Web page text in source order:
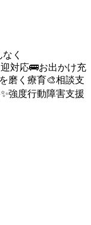
く
対応🚌お出かけ充
磨く療育🎨相談支
強度行動障害支援